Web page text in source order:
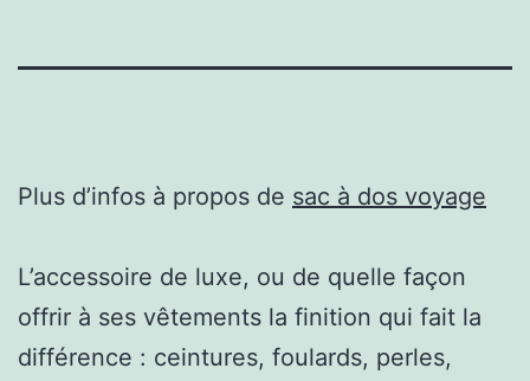
Plus d’infos à propos de sac à dos voyage
L’accessoire de luxe, ou de quelle façon
offrir à ses vêtements la finition qui fait la
différence : ceintures, foulards, perles,